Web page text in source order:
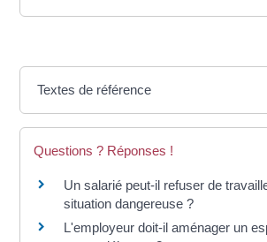
Textes de référence
Questions ? Réponses !
Un salarié peut-il refuser de
situation dangereuse ?
L'employeur doit-il aménager un